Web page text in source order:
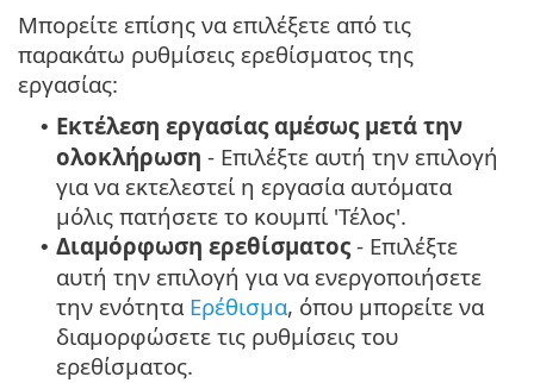
Μπορείτε επίσης να επιλέξετε από τις
παρακάτω ρυθμίσεις ερεθίσματος της
εργασίας:
• Εκτέλεση εργασίας αμέσως μετά την
ολοκλήρωση - Επιλέξτε αυτή την επιλογή
για να εκτελεστεί η εργασία αυτόματα
μόλις πατήσετε το κουμπί 'Τέλος'.
• Διαμόρφωση ερεθίσματος - Επιλέξτε
αυτή την επιλογή για να ενεργοποιήσετε
την ενότητα Ερέθισμα, όπου μπορείτε να
διαμορφώσετε τις ρυθμίσεις του
ερεθίσματος.